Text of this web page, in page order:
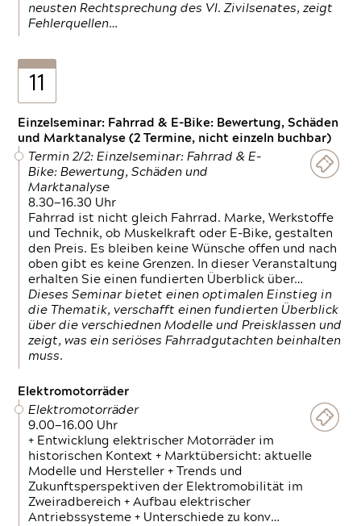
neusten Rechtsprechung des VI. Zivilsenates, zeigt
Fehlerquellen…
11
Einzelseminar: Fahrrad & E-Bike: Bewertung, Schäden
und Marktanalyse (2 Termine, nicht einzeln buchbar)
Termin 2/2: Einzelseminar: Fahrrad & E-
Bike: Bewertung, Schäden und
Marktanalyse
8.30—16.30 Uhr
Fahrrad ist nicht gleich Fahrrad. Marke, Werkstoffe
und Technik, ob Muskelkraft oder E-Bike, gestalten
den Preis. Es bleiben keine Wünsche offen und nach
oben gibt es keine Grenzen. In dieser Veranstaltung
erhalten Sie einen fundierten Überblick über…
Dieses Seminar bietet einen optimalen Einstieg in
die Thematik, verschafft einen fundierten Überblick
über die verschiednen Modelle und Preisklassen und
zeigt, was ein seriöses Fahrradgutachten beinhalten
muss.
Elektromotorräder
Elektromotorräder
9.00—16.00 Uhr
+ Entwicklung elektrischer Motorräder im
historischen Kontext + Marktübersicht: aktuelle
Modelle und Hersteller + Trends und
Zukunftsperspektiven der Elektromobilität im
Zweiradbereich + Aufbau elektrischer
Antriebssysteme + Unterschiede zu konv…